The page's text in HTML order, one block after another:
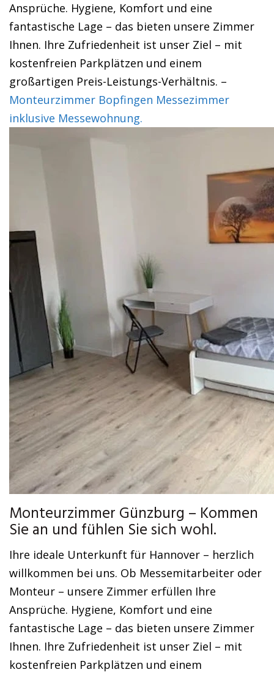
Ansprüche. Hygiene, Komfort und eine
fantastische Lage – das bieten unsere Zimmer
Ihnen. Ihre Zufriedenheit ist unser Ziel – mit
kostenfreien Parkplätzen und einem
großartigen Preis-Leistungs-Verhältnis. –
Monteurzimmer Bopfingen Messezimmer
inklusive Messewohnung.
Monteurzimmer Günzburg – Kommen
Sie an und fühlen Sie sich wohl.
Ihre ideale Unterkunft für Hannover – herzlich
willkommen bei uns. Ob Messemitarbeiter oder
Monteur – unsere Zimmer erfüllen Ihre
Ansprüche. Hygiene, Komfort und eine
fantastische Lage – das bieten unsere Zimmer
Ihnen. Ihre Zufriedenheit ist unser Ziel – mit
kostenfreien Parkplätzen und einem